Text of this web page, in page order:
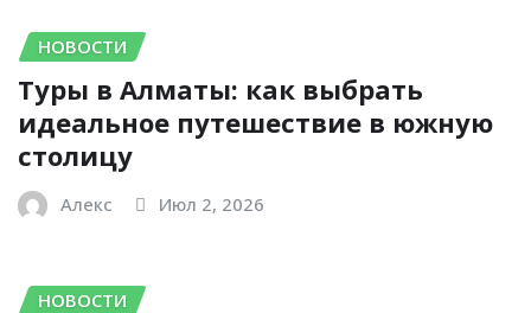
НОВОСТИ
Туры в Алматы: как выбрать
идеальное путешествие в южную
столицу
Алекс Июл 2, 2026
НОВОСТИ